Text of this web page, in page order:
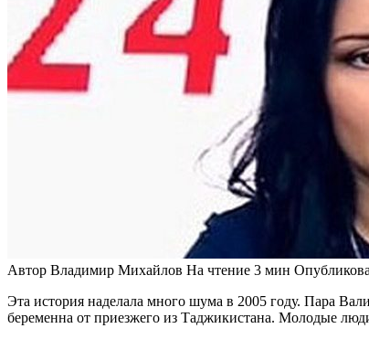
Автор Владимир Михайлов На чтение 3 мин
Эта история наделала много шума в 2005 году. Пара
беременна от приезжего из Таджикистана. Молодые